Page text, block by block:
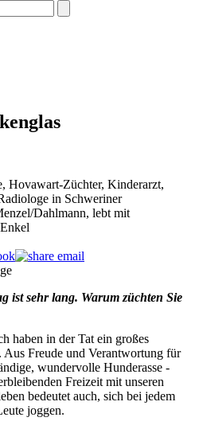
Hovawart-Züchter, Kinderarzt,
in Schweriner
Dahlmann, lebt mit
ist sehr lang. Warum züchten Sie
haben in der Tat ein großes
Aus Freude und Verantwortung für
wundervolle Hunderasse -
Freizeit mit unseren
bedeutet auch, sich bei jedem
joggen.